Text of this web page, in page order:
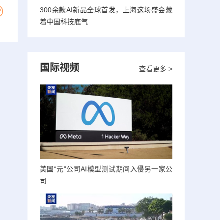
300余款AI新品全球首发，上海这场盛会藏
着中国科技底气
查看更多 >
国际视频
美国“元”公司AI模型测试期间入侵另一家公
司